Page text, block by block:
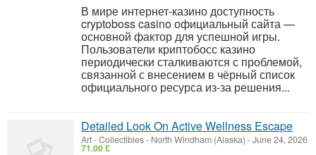
В мире интернет-казино доступность
cryptoboss casino официальный сайта —
основной фактор для успешной игры.
Пользователи криптобосс казино
периодически сталкиваются с проблемой,
связанной с внесением в чёрный список
официального ресурса из-за решения...
Detailed Look On Active Wellness Escape
Art - Collectibles- North Windham (Alaska) -June 24, 2026
71.00 £